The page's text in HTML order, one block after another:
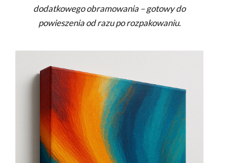
dodatkowego obramowania – gotowy do
powieszenia od razu po rozpakowaniu.